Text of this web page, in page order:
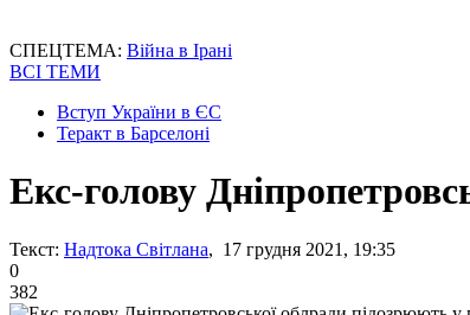
СПЕЦТЕМА: Війна в Ірані
ВСІ ТЕМИ
Вступ України в ЄС
Теракт в Барселоні
Екс-голову
Текст: Надтока Світлана, 17 грудня 2021, 19:35
0
382